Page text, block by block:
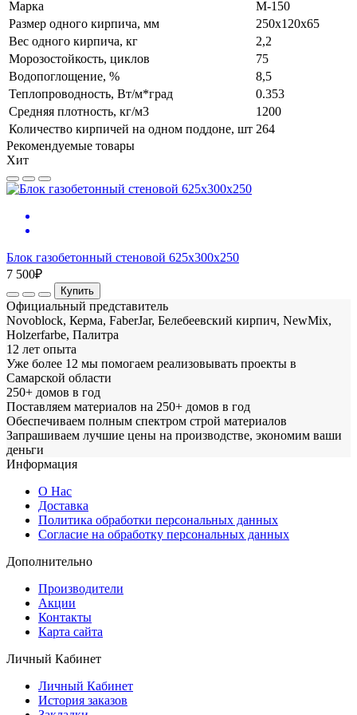
Марка
М-150
Размер одного кирпича, мм
250x120x65
Вес одного кирпича, кг
2,2
Морозостойкость, циклов
75
Водопоглощение, %
8,5
Теплопроводность, Вт/м*град
0.353
Средняя плотность, кг/м3
1200
Количество кирпичей на одном поддоне, шт 264
Рекомендуемые товары
Хит
Блок газобетонный стеновой 625х300х250
7 500₽
Купить
Официальный представитель
Novoblock, Керма, FaberJar, Белебеевский кирпич, NewMix,
Holzerfarbe, Палитра
12 лет опыта
Уже более 12 мы помогаем реализовывать проекты в
Самарской области
250+ домов в год
Поставляем материалов на 250+ домов в год
Обеспечиваем полным спектром строй материалов
Запрашиваем лучшие цены на производстве, экономим ваши
деньги
Информация
О Нас
Доставка
Политика обработки персональных данных
Согласие на обработку персональных данных
Дополнительно
Производители
Акции
Контакты
Карта сайта
Личный Кабинет
Личный Кабинет
История заказов